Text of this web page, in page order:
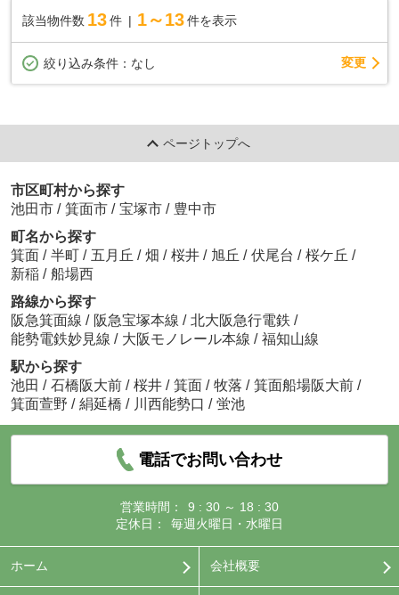
該当物件数 13件 1～13 件を表示
絞り込み条件： なし 変更
ページトップへ
市区町村から探す
池田市 / 箕面市 / 宝塚市 / 豊中市
町名から探す
箕面 / 半町 / 五月丘 / 畑 / 桜井 / 旭丘 / 伏尾台 / 桜ケ丘 /
新稲 / 船場西
路線から探す
阪急箕面線 / 阪急宝塚本線 / 北大阪急行電鉄 /
能勢電鉄妙見線 / 大阪モノレール本線 / 福知山線
駅から探す
池田 / 石橋阪大前 / 桜井 / 箕面 / 牧落 / 箕面船場阪大前 /
箕面萱野 / 絹延橋 / 川西能勢口 / 蛍池
電話でお問い合わせ
営業時間：
9 : 30 ～ 18 : 30
定休日：
毎週火曜日・水曜日
ホーム 会社概要